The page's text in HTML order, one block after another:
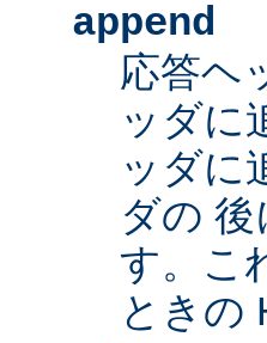
append
応答ヘ
ッダに
ッダに
ダの
す。こ
ときの